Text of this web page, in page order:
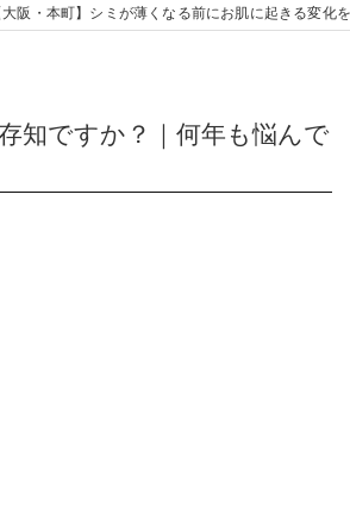
大阪・本町】シミが薄くなる前にお肌に起きる変化
知ですか？｜何年も悩んで